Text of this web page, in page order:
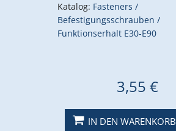
Katalog: Fasteners /
Befestigungsschrauben /
Funktionserhalt E30-E90
3,55 €
IN DEN WARENKORB